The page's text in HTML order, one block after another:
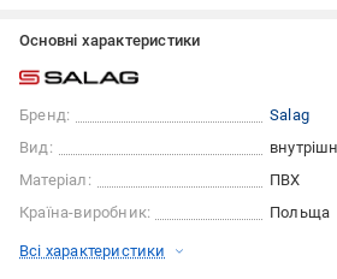
Основні характеристики
Бренд:
Salag
Вид:
Матеріал:
ПВХ
Країна-виробник:
Польща
Всі характеристики